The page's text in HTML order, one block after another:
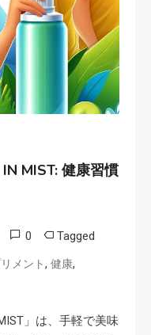
MIST: 健康習慣
0 Tagged
メント, 健康,
」は、手軽で美味